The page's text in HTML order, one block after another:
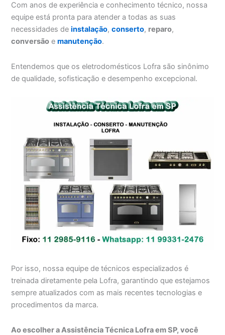
Com anos de experiência e conhecimento técnico, nossa
equipe está pronta para atender a todas as suas
necessidades deinstalação,conserto, reparo,
conversão emanutenção.
Entendemos que os eletrodomésticos Lofra são sinônimo
de qualidade, sofisticação e desempenho excepcional.
Por isso, nossa equipe de técnicos especializados é
treinada diretamente pela Lofra, garantindo que estejamos
sempre atualizados com as mais recentes tecnologias e
procedimentos da marca.
Ao escolher a Assistência Técnica Lofra em SP, você